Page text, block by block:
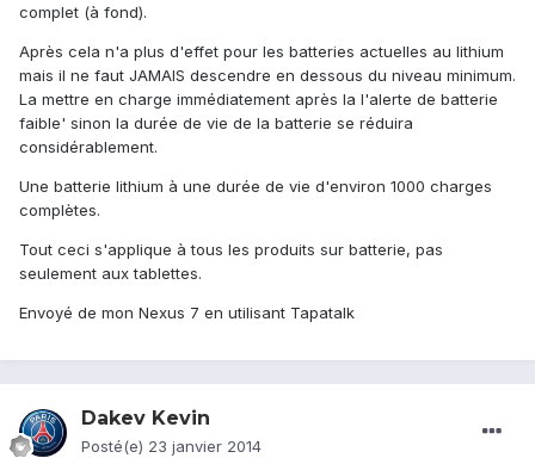
complet (à fond).
Après cela n'a plus d'effet pour les batteries actuelles au lithium
mais il ne faut JAMAIS descendre en dessous du niveau minimum.
La mettre en charge immédiatement après la l'alerte de batterie
faible' sinon la durée de vie de la batterie se réduira
considérablement.
Une batterie lithium à une durée de vie d'environ 1000 charges
complètes.
Tout ceci s'applique à tous les produits sur batterie, pas
seulement aux tablettes.
Envoyé de mon Nexus 7 en utilisant Tapatalk
Dakev Kevin
Posté(e) 23 janvier 2014